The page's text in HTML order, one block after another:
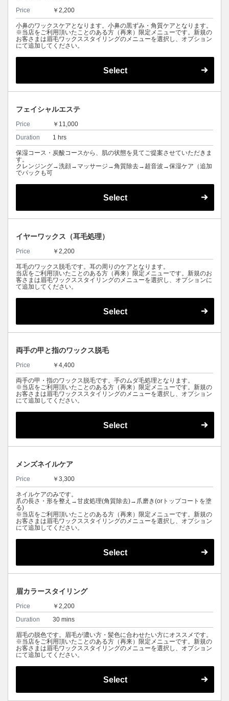
Price ￥2,200
小鼻のワックスケアとなります。小鼻の黒ずみ・角質ケアとなります。
※当店をご利用頂いたことのある方（再来）限定メニューです。新規の
お客さまは眉毛ワックススタイリングのメニューを選択し、オプション
にて追加してください。
Select
フェイシャルエステ
Price
￥11,000
Duration
1 hrs
保湿コース・炭酸コースから、肌の状態を見てご提案させていただきま
す。
クレンジング→洗顔→マッサージ→角質除去→超音波→保湿ケア（追加
でパックも可
Select
イヤーワックス（耳毛処理）
Price ￥2,200
耳毛のワックス脱毛です。耳の周りのケアとなります。
当店をご利用頂いたことのある方（再来）限定メニューです。新規のお
客さまは眉毛ワックススタイリングのメニューを選択し、オプションに
て追加してください。
Select
両手の甲と指のワックス脱毛
Price ￥4,400
両手の甲・指のワックス脱毛です。手のムダ毛処理となります。
※当店をご利用頂いたことのある方（再来）限定メニューです。新規の
お客さまは眉毛ワックススタイリングのメニューを選択し、オプション
にて追加してください。
Select
メンズネイルケア
Price ￥3,300
ネイルケアのみです。
爪の長さ・形を整え→甘皮処理(角質除去)→爪磨き(orトップコートを塗
る)
※当店をご利用頂いたことのある方（再来）限定メニューです。新規の
お客さまは眉毛ワックススタイリングのメニューを選択し、オプション
にて追加してください。
Select
眉カラースタイリング
Price
￥2,200
Duration
30 mins
眉毛の脱色です。眉毛が濃い方・髪色に合わせたい方にオススメです。
※当店をご利用頂いたことのある方（再来）限定メニューです。新規の
お客さまは眉毛ワックススタイリングのメニューを選択し、オプション
にて追加してください。
Select